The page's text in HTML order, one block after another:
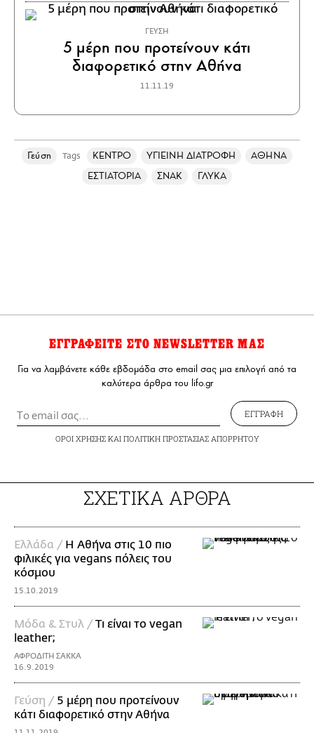
ΓΕΥΣΗ
5 μέρη που προτείνουν κάτι
διαφορετικό στην Αθήνα
11.11.19
Γεύση Tags ΚΕΝΤΡΟ ΥΓΙΕΙΝΗ ΔΙΑΤΡΟΦΗ
ΑΘΗΝΑ
ΕΣΤΙΑΤΟΡΙΑ
ΣΝΑΚ ΓΛΥΚΑ
ΕΓΓΡΑΦΕΙΤΕ ΣΤΟ NEWSLETTER ΜΑΣ
Για να λαμβάνετε κάθε εβδομάδα στο email σας μια επιλογή από τα
καλύτερα άρθρα του lifo.gr
ΕΓΓΡΑΦΗ
ΟΡΟΙ ΧΡΗΣΗΣΚΑΙ ΠΟΛΙΤΙΚΗ ΠΡΟΣΤΑΣΙΑΣ ΑΠΟΡΡΗΤΟΥ
ΣΧΕΤΙΚΑ ΑΡΘΡΑ
Ελλάδα / H Αθήνα στις 10 πιο
φιλικές για vegans πόλεις του
κόσμου
15.10.2019
Μόδα & Στυλ /Τι είναι το vegan
leather;
ΑΦΡΟΔΙΤΗ ΣΑΚΚΑ
16.9.2019
Γεύση / 5 μέρη που προτείνουν
κάτι διαφορετικό στην Αθήνα